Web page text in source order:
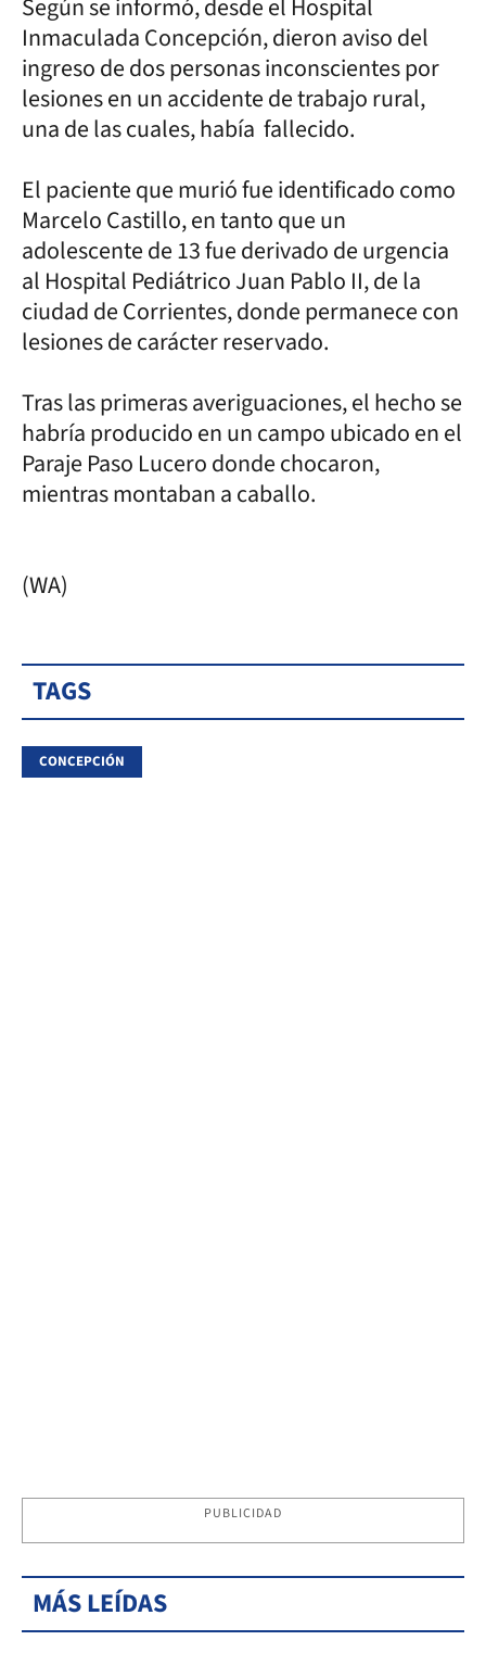
Según se informó, desde el Hospital
Inmaculada Concepción, dieron aviso del
ingreso de dos personas inconscientes por
lesiones en un accidente de trabajo rural,
una de las cuales, había fallecido.
El paciente que murió fue identificado como
Marcelo Castillo, en tanto que un
adolescente de 13 fue derivado de urgencia
al Hospital Pediátrico Juan Pablo II, de la
ciudad de Corrientes, donde permanece con
lesiones de carácter reservado.
Tras las primeras averiguaciones, el hecho se
habría producido en un campo ubicado en el
Paraje Paso Lucero donde chocaron,
mientras montaban a caballo.
(WA)
TAGS
CONCEPCIÓN
PUBLICIDAD
MÁS LEÍDAS